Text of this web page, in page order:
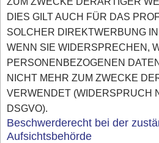
DIES GILT AUCH FÜR DAS
SOLCHER DIREKTWERBUNG
WENN SIE WIDERSPRECHEN,
PERSONENBEZOGENEN
NICHT MEHR ZUM ZWECKE
VERWENDET (WIDERSPRUCH
DSGVO).
Beschwerderecht bei der
Aufsichtsbehörde